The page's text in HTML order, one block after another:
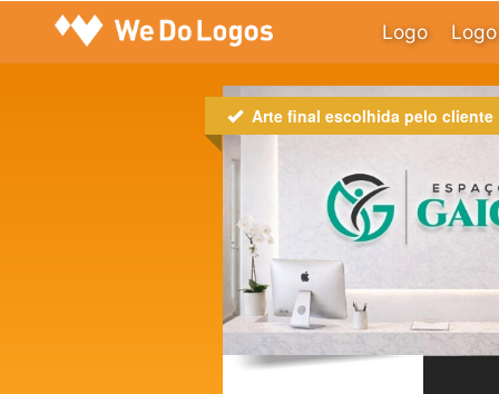
Logo
Arte final escolhida pelo cliente